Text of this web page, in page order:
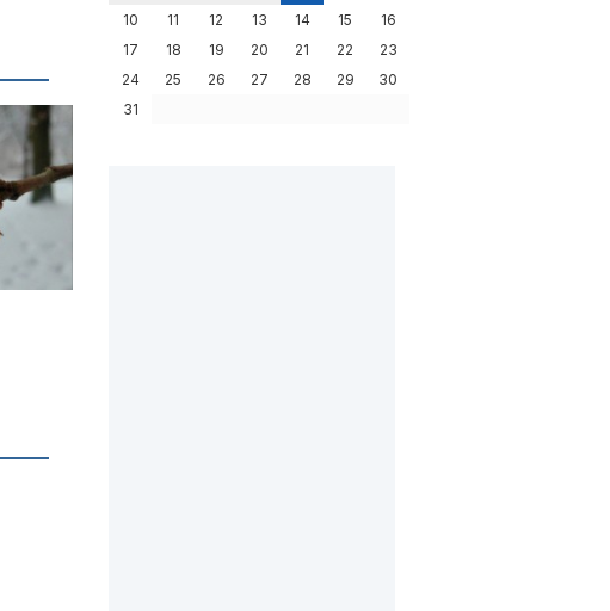
10
11 12 13 14 15
16
17
18 19 20 21 22
23
24
25 26 27 28 29
30
31